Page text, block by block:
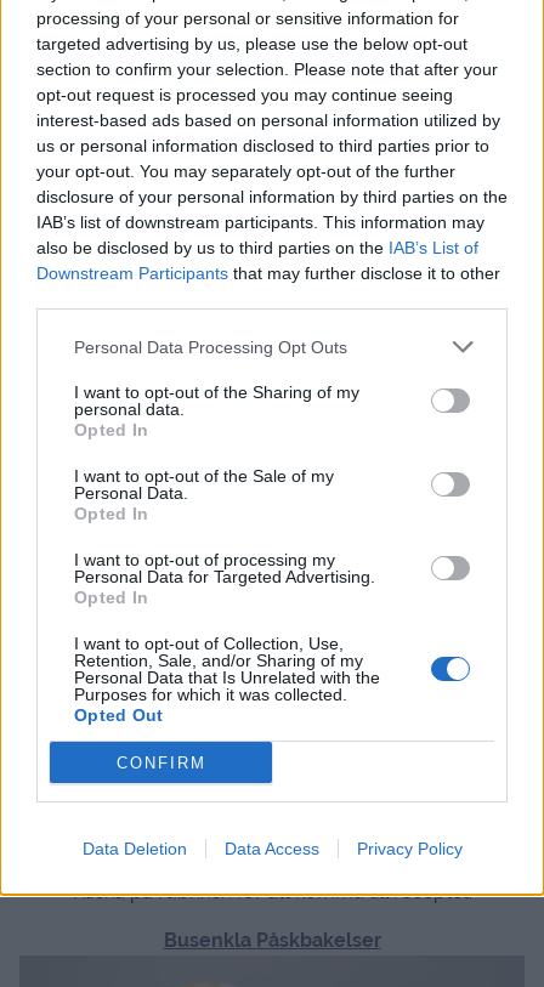
processing of your personal or sensitive information for
targeted advertising by us, please use the below opt-out
section to confirm your selection. Please note that after your
opt-out request is processed you may continue seeing
interest-based ads based on personal information utilized by
us or personal information disclosed to third parties prior to
your opt-out. You may separately opt-out of the further
disclosure of your personal information by third parties on the
IAB’s list of downstream participants. This information may
also be disclosed by us to third parties on the IAB’s List of
Downstream Participants that may further disclose it to other
Personal Data Processing Opt Outs
I want to opt-out of the Sharing of my
personal data.
Opted In
I want to opt-out of the Sale of my
Personal Data.
Opted In
I want to opt-out of processing my
Personal Data for Targeted Advertising.
Opted In
I want to opt-out of Collection, Use,
Retention, Sale, and/or Sharing of my
Personal Data that Is Unrelated with the
Purposes for which it was collected.
Opted Out
CONFIRM
Data Deletion Data Access Privacy Policy
Hej igen,
Här kommer ett inlägg med lite gott & blandat du kan
baka och bjuda på till påsk.
Klicka på rubriken för att komma till receptet:
Busenkla Påskbakelser